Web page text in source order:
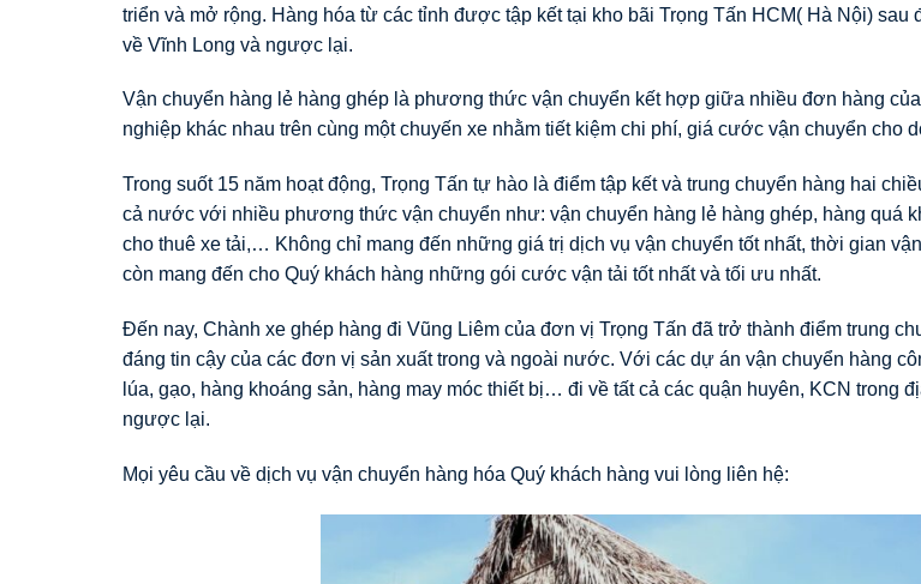
triển và mở rộng. Hàng hóa từ các tỉnh được tập kết tại kho bãi Trọng Tấn HCM( Hà Nội) sau
về Vĩnh Long và ngược lại.
Vận chuyển hàng lẻ hàng ghép là phương thức vận chuyển kết hợp giữa nhiều đơn hàng
nghiệp khác nhau trên cùng một chuyến xe nhằm tiết kiệm chi phí, giá cước vận chuyển cho
Trong suốt 15 năm hoạt động, Trọng Tấn tự hào là điểm tập kết và trung chuyển hàng hai
cả nước với nhiều phương thức vận chuyển như: vận chuyển hàng lẻ hàng ghép, hàng quá
cho thuê xe tải,… Không chỉ mang đến những giá trị dịch vụ vận chuyển tốt nhất, thời gian
còn mang đến cho Quý khách hàng những gói cước vận tải tốt nhất và tối ưu nhất.
Đến nay, Chành xe ghép hàng đi Vũng Liêm của đơn vị Trọng Tấn đã trở thành điểm trung
đáng tin cậy của các đơn vị sản xuất trong và ngoài nước. Với các dự án vận chuyển hàng
lúa, gạo, hàng khoáng sản, hàng may móc thiết bị… đi về tất cả các quận huyên, KCN trong
ngược lại.
Mọi yêu cầu về dịch vụ vận chuyển hàng hóa Quý khách hàng vui lòng liên hệ: